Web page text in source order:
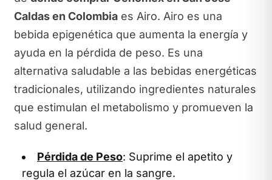
Caldas en Colombiaes Airo. Airo es una
bebida epigenética que aumenta la energía y
ayuda en la pérdida de peso. Es una
alternativa saludable a las bebidas energéticas
tradicionales, utilizando ingredientes naturales
que estimulan el metabolismo y promueven la
salud general.
Pérdida de Peso: Suprime el apetito y
regula el azúcar en la sangre.